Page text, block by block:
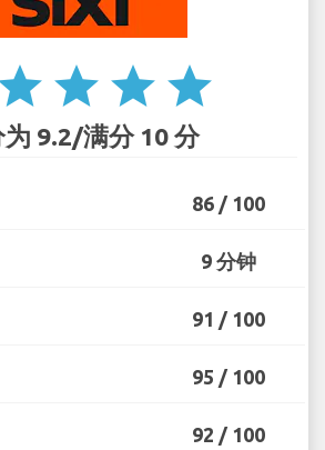
star star star
9.2/满分 10 分
86 / 100
9 分钟
91 / 100
95 / 100
92 / 100